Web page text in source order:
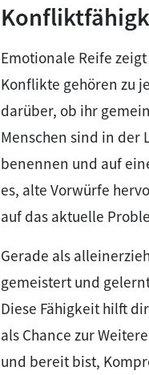
Emotionale Reife
Konflikte gehören zu
darüber, ob ihr
Menschen sind in der
benennen und auf
es, alte Vorwürfe
auf das aktuelle
Gerade als
gemeistert und
Diese Fähigkeit hilft
als Chance zur
und bereit bist,